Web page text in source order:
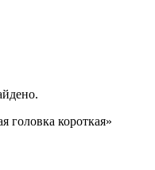
головка короткая»